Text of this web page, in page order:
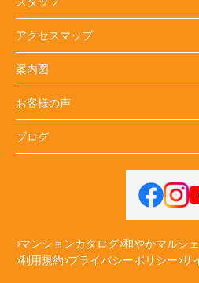
アクセスマップ
案内図
お客様の声
ブログ
マンションカタログ 和やかマルシェ
利用規約 プライバシーポリシー サ